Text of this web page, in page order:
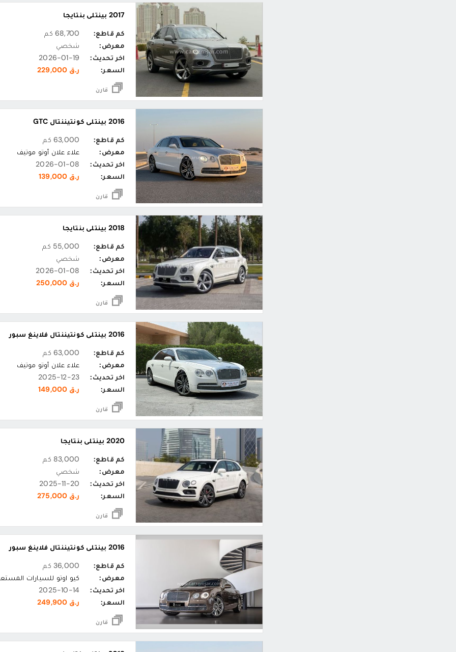
2017 بينتلي بنتايجا
كم قاطع:
68,700 كم
معرض:
شخصي
اخر تحديث:
2026-01-19
السعر:
ر.ق 229,000
قارن
2016 بينتلي كونتيننتال GTC
كم قاطع:
63,000 كم
معرض:
علاء علان أوتو موتيف
اخر تحديث:
2026-01-08
السعر:
ر.ق 139,000
قارن
2018 بينتلي بنتايجا
كم قاطع:
55,000 كم
معرض:
شخصي
اخر تحديث:
2026-01-08
السعر:
ر.ق 250,000
قارن
2016 بينتلي كونتيننتال فلاينغ سبور
كم قاطع:
63,000 كم
معرض:
علاء علان أوتو موتيف
اخر تحديث:
2025-12-23
السعر:
ر.ق 149,000
قارن
2020 بينتلي بنتايجا
كم قاطع:
83,000 كم
معرض:
شخصي
اخر تحديث:
2025-11-20
السعر:
ر.ق 275,000
قارن
2016 بينتلي كونتيننتال فلاينغ سبور
كم قاطع:
36,000 كم
معرض:
كيو اوتو للسيارات
اخر تحديث:
2025-10-14
السعر:
ر.ق 249,900
قارن